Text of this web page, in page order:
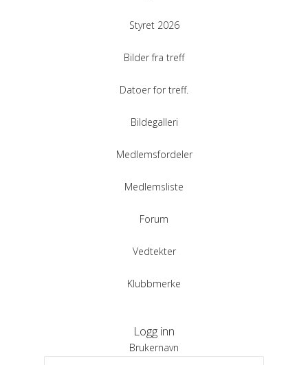
Styret 2026
Bilder fra treff
Datoer for treff.
Bildegalleri
Medlemsfordeler
Medlemsliste
Forum
Vedtekter
Klubbmerke
Logg inn
Brukernavn